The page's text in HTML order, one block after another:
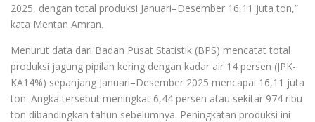
2025, dengan total produksi Januari–Desember 16,11 juta ton,”
kata Mentan Amran.
Menurut data dari Badan Pusat Statistik (BPS) mencatat total
produksi jagung pipilan kering dengan kadar air 14 persen (JPK-
KA14%) sepanjang Januari–Desember 2025 mencapai 16,11 juta
ton. Angka tersebut meningkat 6,44 persen atau sekitar 974 ribu
ton dibandingkan tahun sebelumnya. Peningkatan produksi ini